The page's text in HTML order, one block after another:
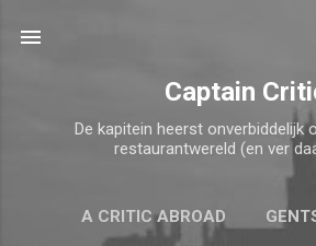
Captain
De kapitein heerst onverbiddelijk
restaurantwereld (en ver
A CRITIC ABROAD